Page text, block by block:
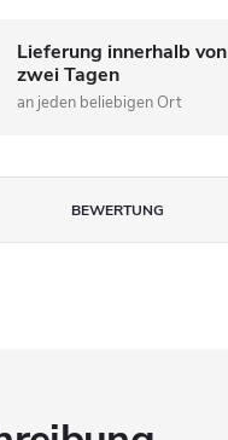
Lieferung innerhalb von
zwei Tagen
an jeden beliebigen Ort
BEWERTUNG